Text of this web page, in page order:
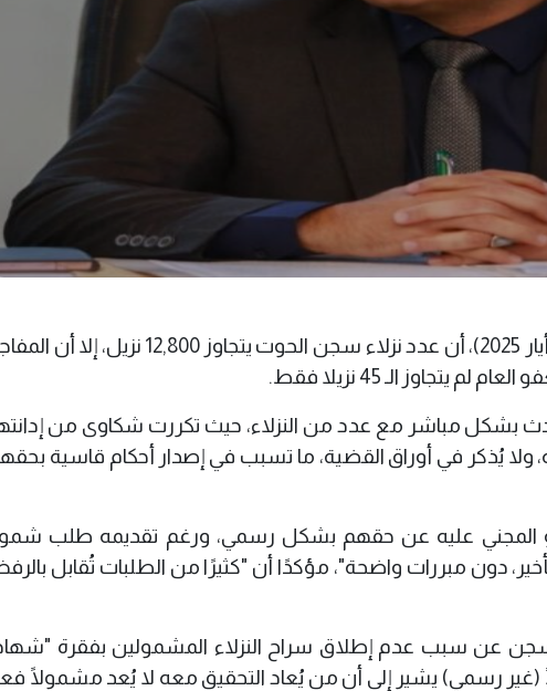
أكد النائب محمود القيسي، اليوم الاثنين (12 أيار 2025)، أن عدد نزلاء سجن الحوت يتجاوز 12,800 نزيل،
الـ 45 نزيلا فقط.
بشكل مباشر مع عدد من النزلاء، حيث تكررت شكاوى من
يُذكر في أوراق القضية، ما تسبب في إصدار أحكام قاسية
ذوو المجني عليه عن حقهم بشكل رسمي، ورغم تقديمه طلب
دون مبررات واضحة"، مؤكدًا أن "كثيرًا من الطلبات تُقابل
عن سبب عدم إطلاق سراح النزلاء المشمولين بفقرة
(غير رسمي) يشير إلى أن من يُعاد التحقيق معه لا يُعد مشمولًا